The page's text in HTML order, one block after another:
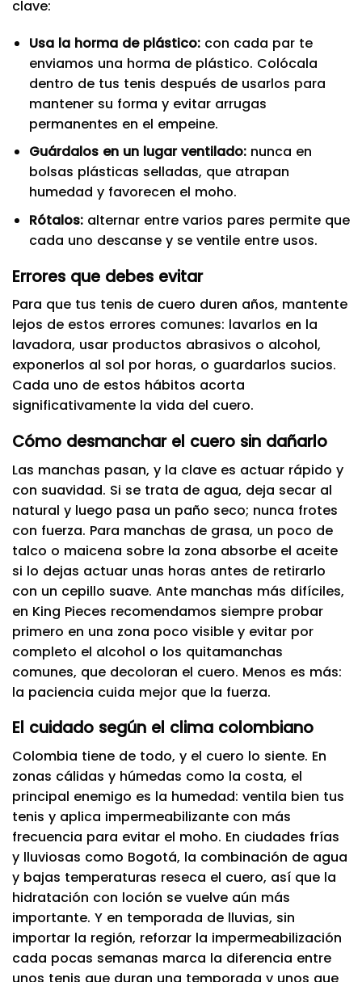
clave:
Usa la horma de plástico:con cada par te
enviamos una horma de plástico. Colócala
dentro de tus tenis después de usarlos para
mantener su forma y evitar arrugas
permanentes en el empeine.
Guárdalos en un lugar ventilado:nunca en
bolsas plásticas selladas, que atrapan
humedad y favorecen el moho.
Rótalos:alternar entre varios pares permite que
cada uno descanse y se ventile entre usos.
Errores que debes evitar
Para que tus tenis de cuero duren años, mantente
lejos de estos errores comunes: lavarlos en la
lavadora, usar productos abrasivos o alcohol,
exponerlos al sol por horas, o guardarlos sucios.
Cada uno de estos hábitos acorta
significativamente la vida del cuero.
Cómo desmanchar el cuero sin dañarlo
Las manchas pasan, y la clave es actuar rápido y
con suavidad. Si se trata de agua, deja secar al
natural y luego pasa un paño seco; nunca frotes
con fuerza. Para manchas de grasa, un poco de
talco o maicena sobre la zona absorbe el aceite
si lo dejas actuar unas horas antes de retirarlo
con un cepillo suave. Ante manchas más difíciles,
en King Pieces recomendamos siempre probar
primero en una zona poco visible y evitar por
completo el alcohol o los quitamanchas
comunes, que decoloran el cuero. Menos es más:
la paciencia cuida mejor que la fuerza.
El cuidado según el clima colombiano
Colombia tiene de todo, y el cuero lo siente. En
zonas cálidas y húmedas como la costa, el
principal enemigo es la humedad: ventila bien tus
tenis y aplica impermeabilizante con más
frecuencia para evitar el moho. En ciudades frías
y lluviosas como Bogotá, la combinación de agua
y bajas temperaturas reseca el cuero, así que la
hidratación con loción se vuelve aún más
importante. Y en temporada de lluvias, sin
importar la región, reforzar la impermeabilización
cada pocas semanas marca la diferencia entre